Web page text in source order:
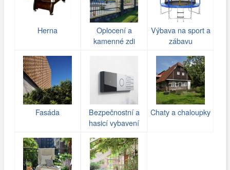
Herna
Oplocení a
kamenné zdi
Výbava na sport a
zábavu
Fasáda
Bezpečnostní a
hasicí vybavení
Chaty a chaloupky